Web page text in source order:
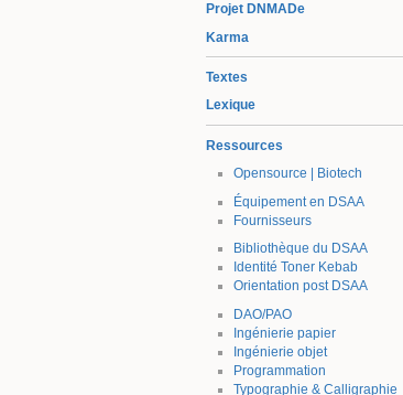
Projet DNMADe
Karma
Textes
Lexique
Ressources
Opensource | Biotech
Équipement en DSAA
Fournisseurs
Bibliothèque du DSAA
Identité Toner Kebab
Orientation post DSAA
DAO/PAO
Ingénierie papier
Ingénierie objet
Programmation
Typographie & Calligraphie